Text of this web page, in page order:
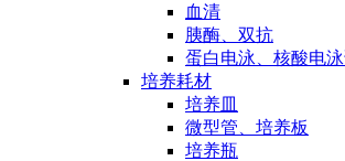
血清
胰酶、双抗
蛋白电泳、核酸电泳
培养耗材
培养皿
微型管、培养板
培养瓶